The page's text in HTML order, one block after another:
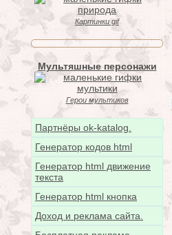
Картинки gif
Мультяшные персонажи
Герои мультиков
Партнёры ok-katalog.
Генератор кодов html
Генератор html движение
текста
Генератор html кнопка
Доход и реклама сайта.